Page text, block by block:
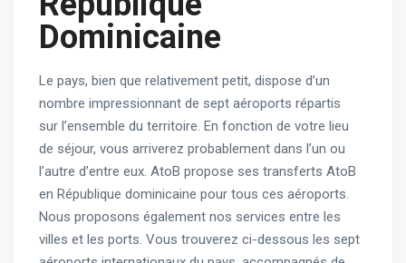
Dominicaine
Le pays, bien que relativement petit, dispose d’un
nombre impressionnant de sept aéroports répartis
sur l’ensemble du territoire. En fonction de votre lieu
de séjour, vous arriverez probablement dans l’un ou
l’autre d’entre eux. AtoB propose ses transferts AtoB
en République dominicaine pour tous ces aéroports.
Nous proposons également nos services entre les
villes et les ports. Vous trouverez ci-dessous les sept